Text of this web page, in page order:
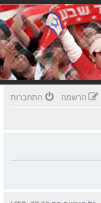
התחברות הרשמה